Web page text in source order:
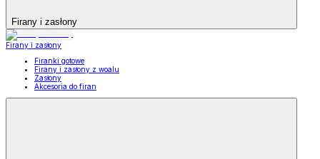
Firany i zasłony
Firany i zasłony
Firanki gotowe
Firany i zasłony z woalu
Zasłony
Akcesoria do firan